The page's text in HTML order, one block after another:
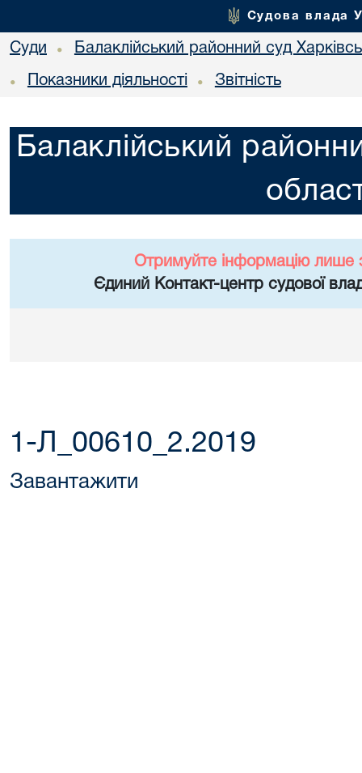
Судова влада
Суди • Балаклійський районний суд
• Показники діяльності • Звітність
Балаклійський
Отримуйте інформацію лише
Єдиний Контакт-центр судової
1-Л_00610_2.2019
Завантажити